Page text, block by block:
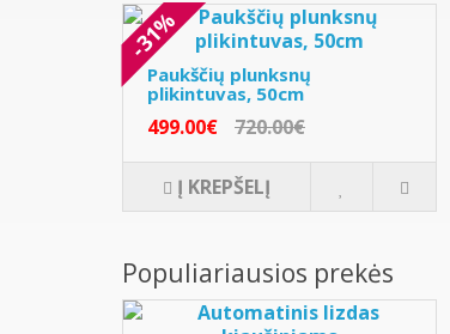
-31%
Paukščių plunksnų
plikintuvas, 50cm
499.00€ 720.00€
Į KREPŠELĮ
Populiariausios prekės